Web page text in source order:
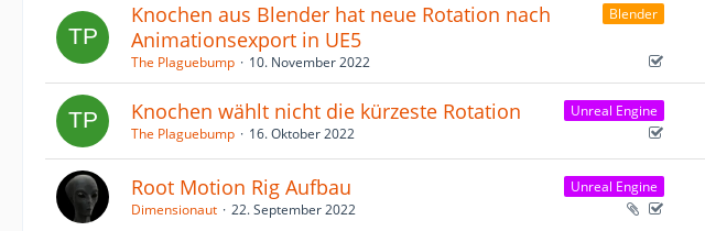
Blender
Knochen aus Blender hat neue Rotation nach
Animationsexport in UE5
The Plaguebump 10. November 2022
Unreal Engine
Knochen wählt nicht die kürzeste Rotation
The Plaguebump 16. Oktober 2022
Unreal Engine
Root Motion Rig Aufbau
Dimensionaut 22. September 2022